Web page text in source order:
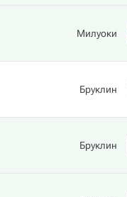
Милуоки
Бруклин
Бруклин